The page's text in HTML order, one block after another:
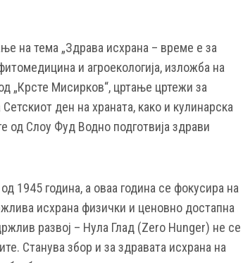
на тема „Здрава исхрана – време е за
и агроекологија, изложба на
„Крсте Мисирков“, цртање цртежи за
ден на храната, како и кулинарска
од Слоу Фуд Водно подготвија здрави
1945 година, а оваа година се фокусира на
исхрана физички и ценовно достапна
развој – Нула Глад (Zero Hunger) не се
Станува збор и за здравата исхрана на